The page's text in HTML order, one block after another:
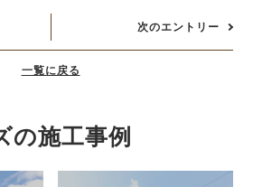
次のエントリー
一覧に戻る
の施工事例